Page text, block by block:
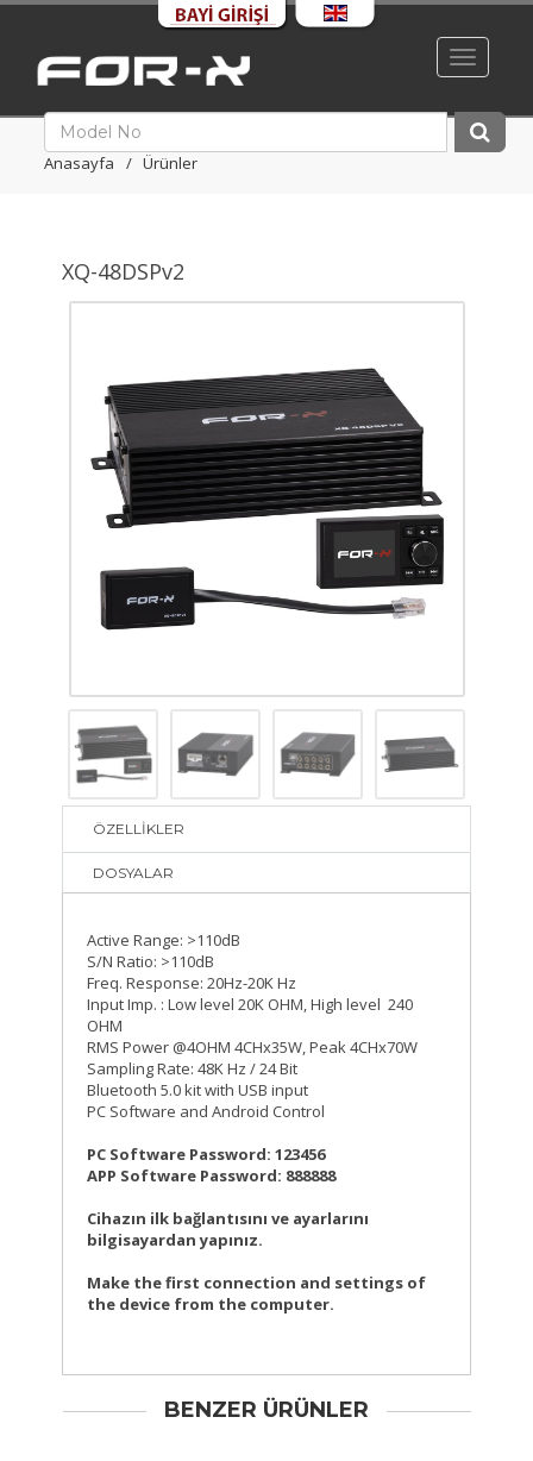
Toggle
Anasayfa Ürünler
XQ-48DSPv2
ÖZELLİKLER
DOSYALAR
Active Range: >110dB
S/N Ratio: >110dB
Freq. Response: 20Hz-20K Hz
Input Imp. : Low level 20K OHM, High level 240
OHM
RMS Power @4OHM 4CHx35W, Peak 4CHx70W
Sampling Rate: 48K Hz / 24 Bit
Bluetooth 5.0 kit with USB input
PC Software and Android Control
PC Software Password: 123456
APP Software Password: 888888
Cihazın ilk bağlantısını ve ayarlarını
bilgisayardan yapınız.
Make the first connection and settings of
the device from the computer.
BENZER ÜRÜNLER